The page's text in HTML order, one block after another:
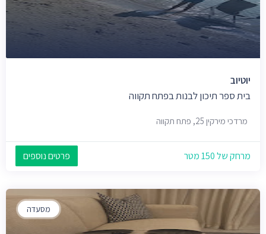
יוטיוב
בית ספר תיכון לבנות בפתח תקווה
מרדכי מירקין 25, פתח תקווה
מרחק של 150 מטר פרטים נוספים
מסעדה